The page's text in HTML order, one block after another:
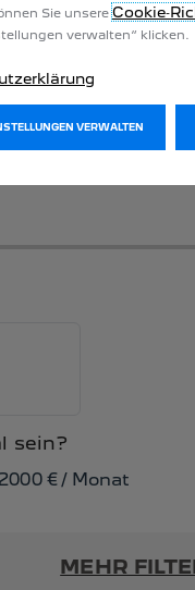
sein?
2000€ / Monat
MEHR
Sie unsere
verwalten“ klicken.
VERWALTEN